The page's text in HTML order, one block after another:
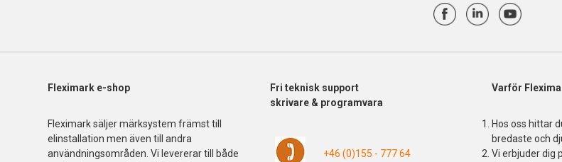
Fleximark e-shop
Fleximark säljer märksystem främst till
elinstallation men även till andra
användningsområden. Vi levererar till både
Fri teknisk support
skrivare & programvara
+46 (0)155 - 777 64
Varför
Hos oss hittar
bredaste och
Vi erbjuder dig